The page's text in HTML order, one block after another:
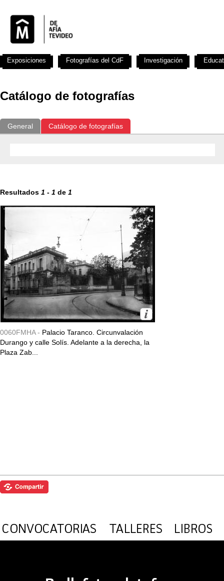
Catálogo de fotografías
General Catálogo de fotografías
Resultados 1 - 1 de 1
0060FMHA - Palacio Taranco. Circunvalación
Durango y calle Solís. Adelante a la derecha, la
Plaza Zab...
Exposiciones Fotografías del CdF Investigación